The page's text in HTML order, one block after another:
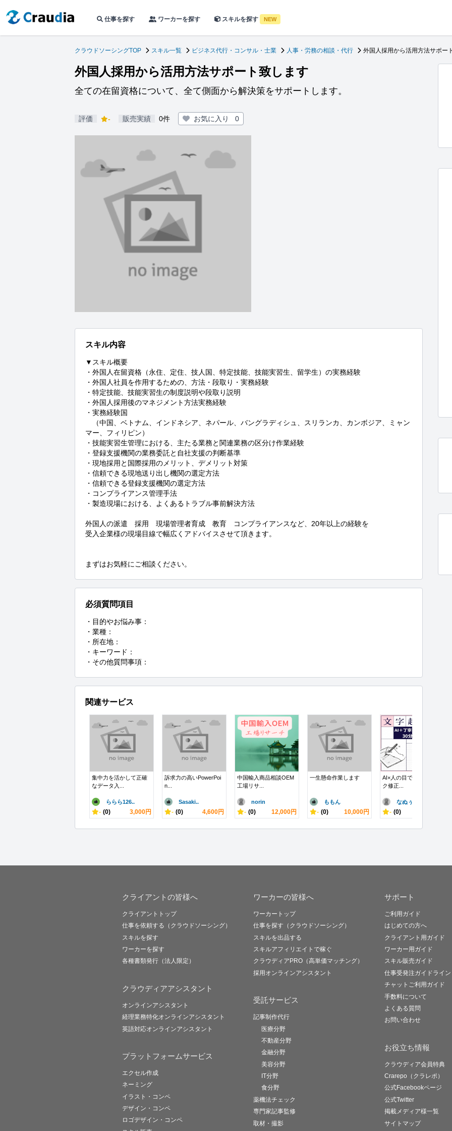
仕事を探す ワーカーを探す スキルを探す NEW
クラウドソーシングTOP スキル一覧 ビジネス代行・コンサル・士業 人事・労務の相談・代行 外国人採用から活用方法サポー
外国人採用から活用方法サポート致します
全ての在留資格について、全て側面から解決策をサポートします。
評価 - 販売実績 0件 お気に入り 0
スキル内容
▼スキル概要
・外国人在留資格（永住、定住、技人国、特定技能、技能実習生、留学生）の実務経験
・外国人社員を作用するための、方法・段取り・実務経験
・特定技能、技能実習生の制度説明や段取り説明
・外国人採用後のマネジメント方法実務経験
・実務経験国
（中国、ベトナム、インドネシア、ネパール、バングラディシュ、スリランカ、カンボジア、ミャン
マー、フィリピン）
・技能実習生管理における、主たる業務と関連業務の区分け作業経験
・登録支援機関の業務委託と自社支援の判断基準
・現地採用と国際採用のメリット、デメリット対策
・信頼できる現地送り出し機関の選定方法
・信頼できる登録支援機関の選定方法
・コンプライアンス管理手法
・製造現場における、よくあるトラブル事前解決方法
外国人の派遣　採用　現場管理者育成　教育　コンプライアンスなど、20年以上の経験を
受入企業様の現場目線で幅広くアドバイスさせて頂きます。
まずはお気軽にご相談ください。
必須質問項目
・目的やお悩み事：
・業種：
・所在地：
・キーワード：
・その他質問事項：
関連サービス
集中力を活かして正確
なデータ入...
ららら126..
- (0) 3,000円
訴求力の高いPowerPoi
n...
Sasaki..
- (0) 4,600円
中国輸入商品相談OEM
工場リサ...
norin
- (0) 12,000円
一生懸命作業します
ももん
- (0) 10,000円
AI×人の目で丁寧チェッ
ク修正...
なぬぅー
- (0)
クライアントの皆様へ
クライアントトップ
仕事を依頼する（クラウドソーシング）
スキルを探す
ワーカーを探す
各種書類発行（法人限定）
クラウディアアシスタント
オンラインアシスタント
経理業務特化オンラインアシスタント
英語対応オンラインアシスタント
プラットフォームサービス
エクセル作成
ネーミング
イラスト・コンペ
デザイン・コンペ
ロゴデザイン・コンペ
ワーカーの皆様へ
ワーカートップ
仕事を探す（クラウドソーシング）
スキルを出品する
スキルアフィリエイトで稼ぐ
クラウディアPRO（高単価マッチング）
採用オンラインアシスタント
受託サービス
記事制作代行
医療分野
不動産分野
金融分野
美容分野
IT分野
食分野
薬機法チェック
専門家記事監修
取材・撮影
サポート
ご利用ガイド
はじめての方へ
クライアント用ガイド
ワーカー用ガイド
スキル販売ガイド
仕事受発注ガイドライン
チャットご利用ガイド
手数料について
よくある質問
お問い合わせ
お役立ち情報
クラウディア会員特典
Crarepo（クラレポ）
公式Facebookページ
公式Twitter
掲載メディア様一覧
サイトマップ